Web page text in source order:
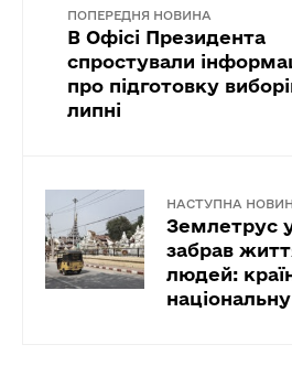
ПОПЕРЕДНЯ НОВИНА
В Офісі Президента
спростували
про підготовку
липні
НАСТУПНА
Землетрус
забрав
людей: